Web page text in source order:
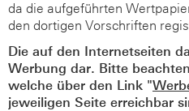
da die aufgeführten
den dortigen Vorschriften
Die auf den Internetseiten
Werbung dar. Bitte
welche über den Link "
jeweiligen Seite erreichbar